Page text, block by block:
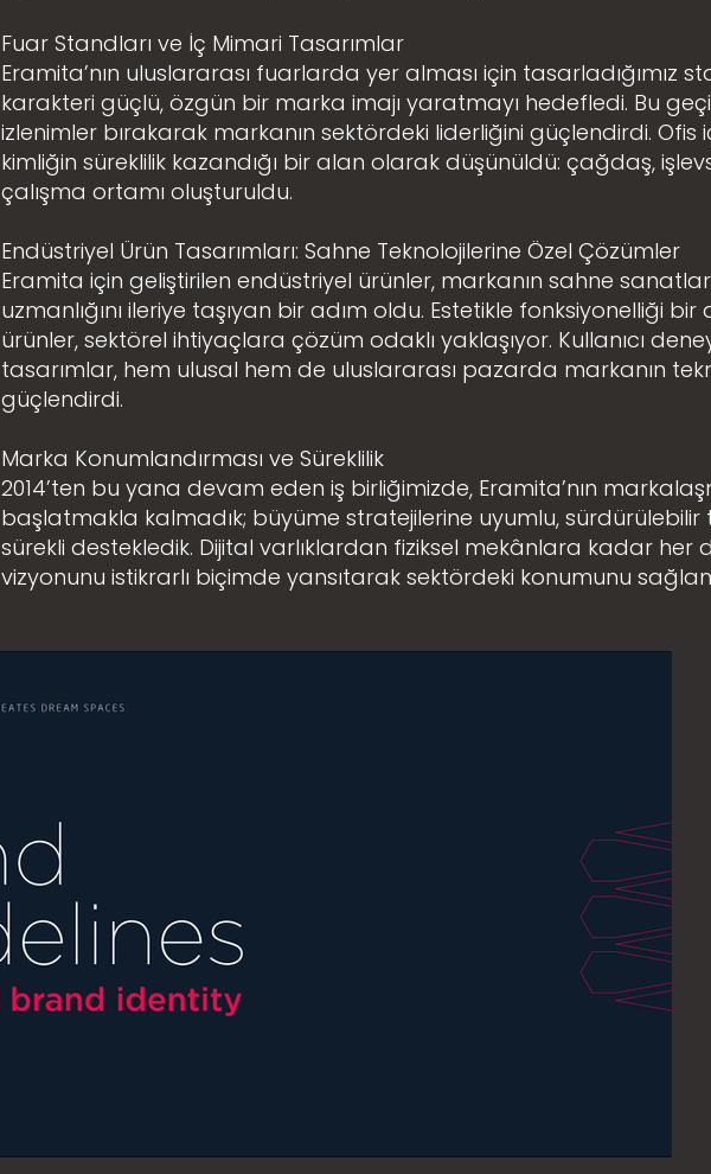
Fuar Standları ve İç Mimari Tasarımlar
Eramita’nın uluslararası fuarlarda yer alması için tasarladığımız
karakteri güçlü, özgün bir marka imajı yaratmayı hedefledi. Bu
izlenimler bırakarak markanın sektördeki liderliğini güçlendirdi. Ofis
kimliğin süreklilik kazandığı bir alan olarak düşünüldü: çağdaş,
çalışma ortamı oluşturuldu.
Endüstriyel Ürün Tasarımları: Sahne Teknolojilerine Özel Çözümler
Eramita için geliştirilen endüstriyel ürünler, markanın sahne
uzmanlığını ileriye taşıyan bir adım oldu. Estetikle fonksiyonelliği
ürünler, sektörel ihtiyaçlara çözüm odaklı yaklaşıyor. Kullanıcı
tasarımlar, hem ulusal hem de uluslararası pazarda markanın
güçlendirdi.
Marka Konumlandırması ve Süreklilik
2014’ten bu yana devam eden iş birliğimizde, Eramita’nın
başlatmakla kalmadık; büyüme stratejilerine uyumlu, sürdürülebilir
sürekli destekledik. Dijital varlıklardan fiziksel mekânlara kadar her
vizyonunu istikrarlı biçimde yansıtarak sektördeki konumunu